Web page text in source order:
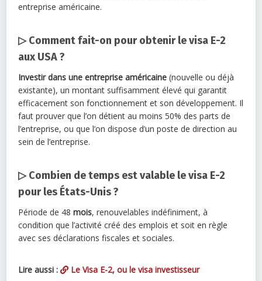
entreprise américaine.
▷ Comment fait-on pour obtenir le visa E-2
aux USA ?
Investir dans une entreprise américaine (nouvelle ou déjà
existante), un montant suffisamment élevé qui garantit
efficacement son fonctionnement et son développement. Il
faut prouver que l’on détient au moins 50% des parts de
l’entreprise, ou que l’on dispose d’un poste de direction au
sein de l’entreprise.
▷ Combien de temps est valable le visa E-2
pour les États-Unis ?
Période de 48 mois, renouvelables indéfiniment, à
condition que l’activité créé des emplois et soit en règle
avec ses déclarations fiscales et sociales.
Lire aussi : Le Visa E-2, ou le visa investisseur